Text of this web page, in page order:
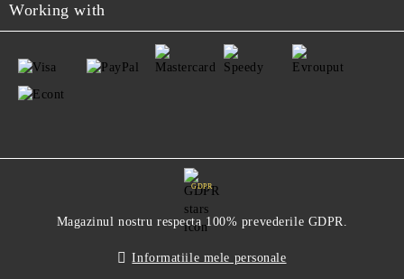
Working with
GDPR
Magazinul nostru respecta 100% prevederile GDPR.
Informatiile mele personale